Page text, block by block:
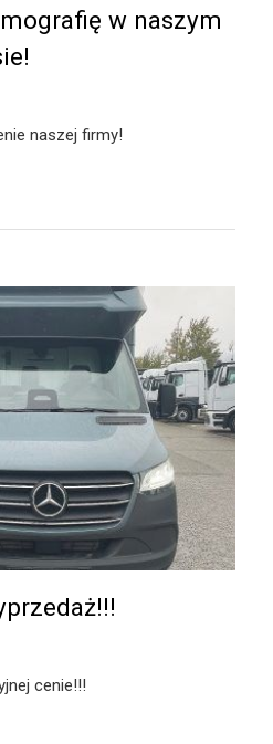
w naszym
naszej firmy!
cenie!!!